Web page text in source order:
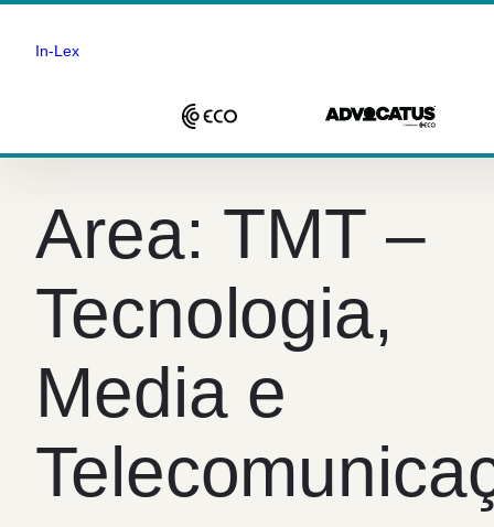
Saltar
conteúdo
In-Lex
Area: TMT –
Tecnologia,
Media e